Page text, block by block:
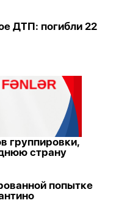
ДТП: погибли 22
группировки,
страну
попытке